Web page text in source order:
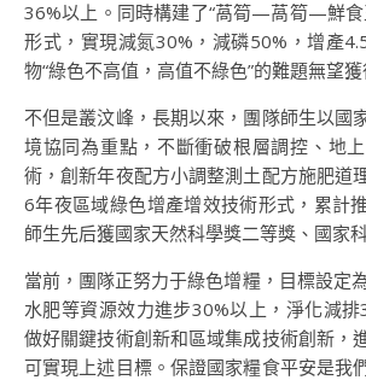
36%以上。同時構建了“萵筍—萵筍—鮮食
形式，實現減氮30%，減磷50%，增產
物“綠色不高值，高值不綠色”的難題無望獲
不但是叢汶峰，長期以來，團隊師生以國
境協同為重點，不斷衝破根層調控、地
術，創新年夜配方小調整測土配方施肥道
6年夜區域綠色增產增效技術形式，累計
師生先后獲國家天然科學獎二等獎、國家
當前，團隊正努力于綠色增糧，目標設定
水肥等資源效力進步30%以上，淨化減排
做好關鍵技術創新和區域集成技術創新，
可實現上述目標。保證國家糧食平安是我